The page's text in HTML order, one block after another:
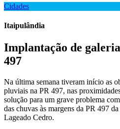
Cidades
Itaipulândia
Implantação de
497
Na última semana tiveram início as
pluviais na PR 497, nas
solução para um grave problema
das chuvas às margens da PR 497
Lageado Cedro.